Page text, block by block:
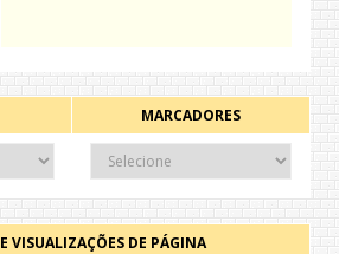
MARCADORES
VISUALIZAÇÕES DE PÁGINA